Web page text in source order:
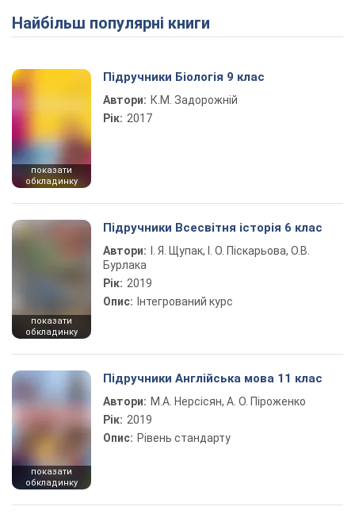
Play Video
Найбільш популярні книги
показати
обкладинку
Підручники Біологія 9 клас
Автори: К.М. Задорожній
Рік: 2017
показати
обкладинку
Підручники Всесвітня історія 6 клас
Автори:
І. Я. Щупак, І. О. Піскарьова, О.В.
Бурлака
Рік: 2019
Опис: Інтегрований курс
показати
обкладинку
Підручники Англійська мова 11 клас
Автори: М.А. Нерсісян, А. О. Піроженко
Рік: 2019
Опис: Рівень стандарту